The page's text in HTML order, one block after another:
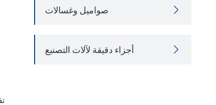
صواميل وغسالات 
أجزاء دقيقة لآلات التصنيع 